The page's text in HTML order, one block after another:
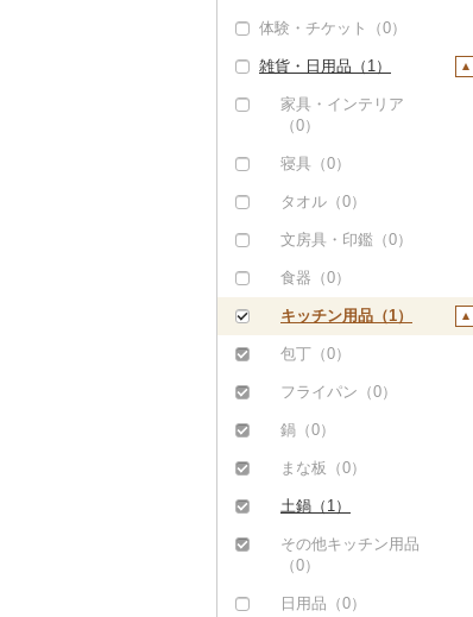
体験・チケット（0）
雑貨・日用品（1）
家具・インテリア
（0）
寝具（0）
タオル（0）
文房具・印鑑（0）
食器（0）
キッチン用品（1）
包丁（0）
フライパン（0）
鍋（0）
まな板（0）
土鍋（1）
その他キッチン用品
（0）
日用品（0）